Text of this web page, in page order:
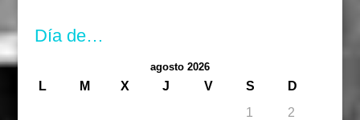
Día de…
agosto 2026
L M X J V S
D
1
2